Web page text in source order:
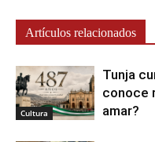
Artículos relacionados
Cultura
Tunja
conoce
amar?